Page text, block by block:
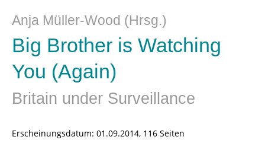
Anja Müller-Wood (Hrsg.)
Big Brother is Watching
You (Again)
Britain under Surveillance
Erscheinungsdatum: 01.09.2014, 116 Seiten